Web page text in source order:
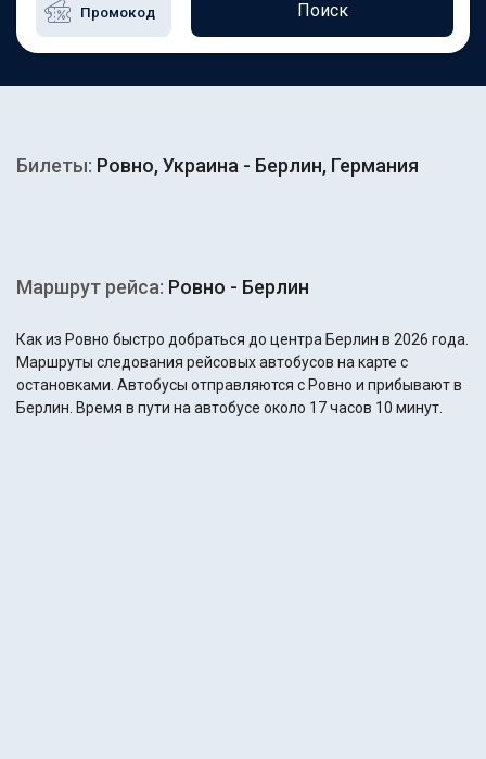
Поиск
Билеты: Ровно, Украина - Берлин, Германия
Маршрут рейса: Ровно - Берлин
Как из Ровно быстро добраться до центра Берлин в 2026 года.
Маршруты следования рейсовых автобусов на карте с
остановками. Автобусы отправляются с Ровно и прибывают в
Берлин. Время в пути на автобусе около 17 часов 10 минут.